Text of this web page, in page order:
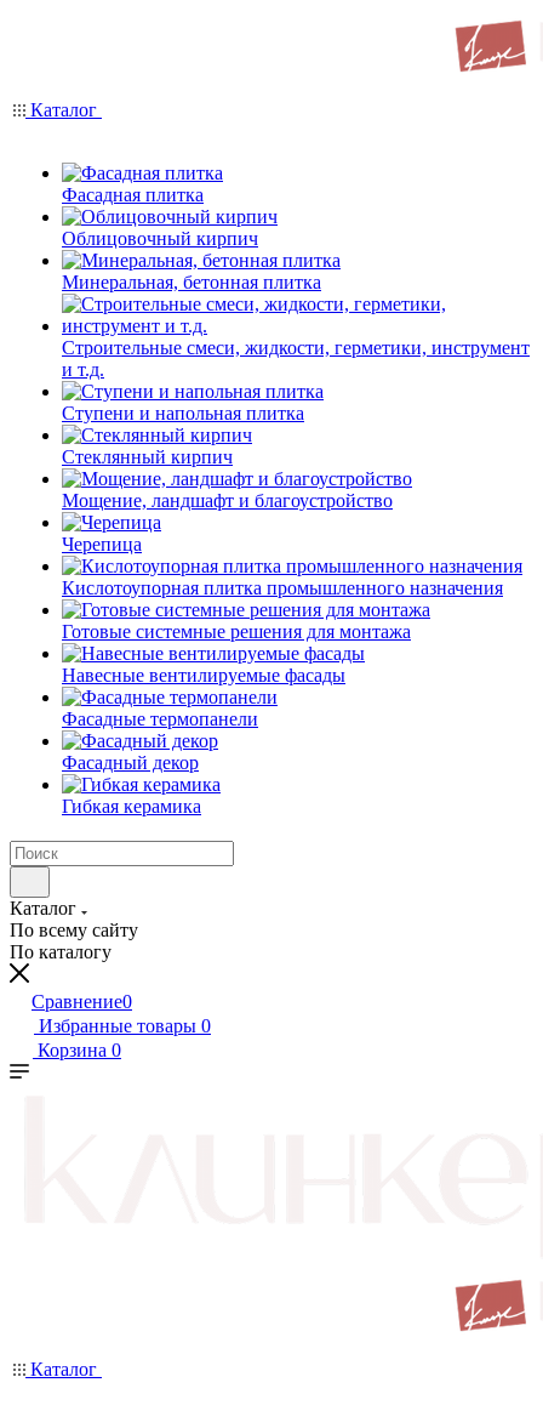
Каталог
Фасадная плитка
Облицовочный кирпич
Минеральная, бетонная плитка
Строительные смеси, жидкости, герметики, инструмент
и т.д.
Ступени и напольная плитка
Cтеклянный кирпич
Мощение, ландшафт и благоустройство
Черепица
Кислотоупорная плитка промышленного назначения
Готовые системные решения для монтажа
Навесные вентилируемые фасады
Фасадные термопанели
Фасадный декор
Гибкая керамика
Каталог
По всему сайту
По каталогу
Сравнение0
Избранные товары 0
Корзина 0
Каталог